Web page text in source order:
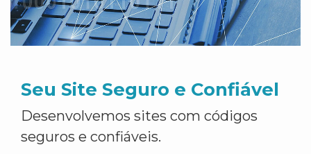
Seu Site Seguro e Confiável
Desenvolvemos sites com códigos
seguros e confiáveis.